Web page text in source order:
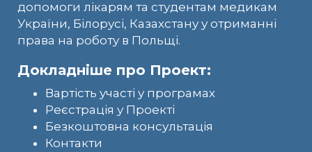
допомоги лікарям та студентам медикам
України, Білорусі, Казахстану у отриманні
права на роботу в Польщі.
Докладніше про Проект:
Вартість участі у програмах
Реєстрація у Проекті
Безкоштовна консультація
Контакти